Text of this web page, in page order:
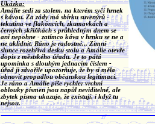
Ukázka:
Amálie sedí za stolem, na kterém syčí hrnek
s kávou. Za zády má sbírku suvenýrů -
tekutina ve flakóncích, zkumavkách a
černých skříňkách s průhledným dnem se
ani nepohne - zatímco káva v hrnku se ne a
ne uklidnit. Ráno je radostné... Zimní
slunce rozehřívá desku stolu a Amálie otevře
dopis z městského úřadu. Je to pátá
upomínka s dlouhým jednacím číslem -
úřad ji zdvořile upozorňuje, že by si měla
obnovit propadlou občanskou legitimaci.
Je ráno a Amálie píše rychle; vrchní
oblouky písmen jsou napůl neviditelné, ale
zbytek písma ukazuje, že existují, i když tu
nejsou.